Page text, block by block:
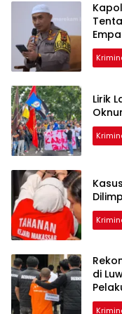
Lirik
di